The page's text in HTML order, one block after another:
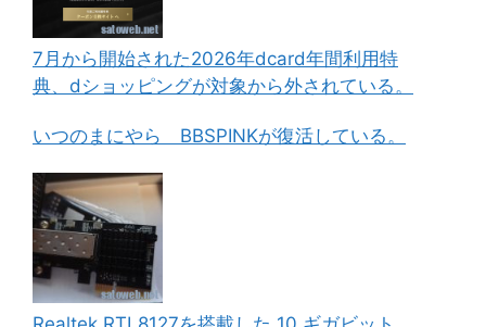
7月から開始された2026年dcard年間利用特
典、dショッピングが対象から外されている。
いつのまにやら BBSPINKが復活している。